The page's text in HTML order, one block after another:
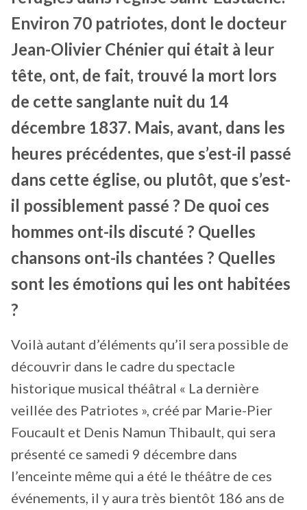
Environ 70 patriotes, dont le docteur
Jean-Olivier Chénier qui était à leur
tête, ont, de fait, trouvé la mort lors
de cette sanglante nuit du 14
décembre 1837. Mais, avant, dans les
heures précédentes, que s’est-il passé
dans cette église, ou plutôt, que s’est-
il possiblement passé ? De quoi ces
hommes ont-ils discuté ? Quelles
chansons ont-ils chantées ? Quelles
sont les émotions qui les ont habitées
?
Voilà autant d’éléments qu’il sera possible de
découvrir dans le cadre du spectacle
historique musical théâtral « La dernière
veillée des Patriotes », créé par Marie-Pier
Foucault et Denis Namun Thibault, qui sera
présenté ce samedi 9 décembre dans
l’enceinte même qui a été le théâtre de ces
événements, il y aura très bientôt 186 ans de